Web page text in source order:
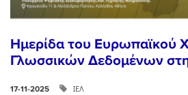
Ημερίδα του Ευρωπαϊκού
Γλωσσικών Δεδομένων
17-11-2025 ΙΕΛ